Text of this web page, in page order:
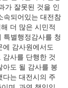
가 잘못된 것을 인
되어있는 대전참
더 많은 시민적
별행정감사를 청
에 감사원에서도
사를 단행한 것
아도 될 감사를 봉
다는 대전시의 주